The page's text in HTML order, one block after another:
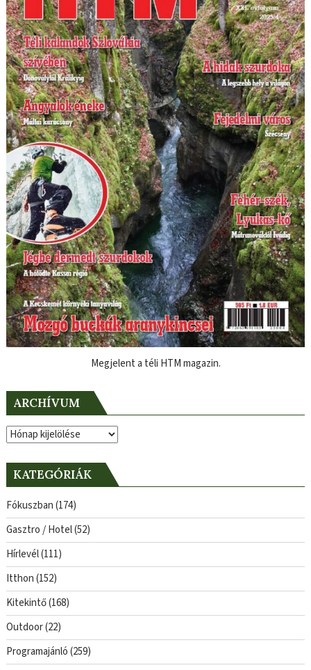
Megjelent a téli HTM magazin.
ARCHÍVUM
Archívum
KATEGÓRIÁK
Fókuszban(174)
Gasztro / Hotel(52)
Hírlevél(111)
Itthon(152)
Kitekintő(168)
Outdoor(22)
Programajánló(259)